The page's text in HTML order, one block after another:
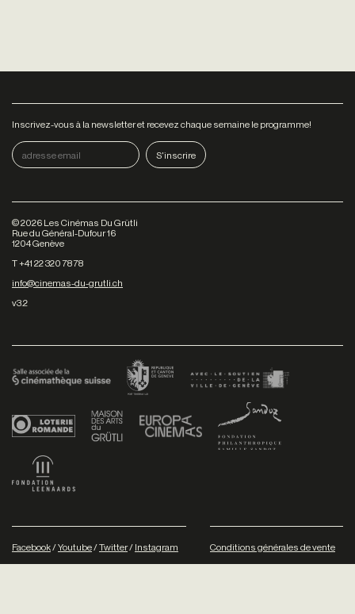
Inscrivez-vous à la newsletter et recevez chaque semaine le programme!
©2026 Les Cinémas Du Grütli
Rue du Général-Dufour 16
1204 Genève
T +41 22 320 78 78
info@cinemas-du-grutli.ch
v3.2
Facebook/Youtube/Twitter/ Instagram Conditions générales de vente